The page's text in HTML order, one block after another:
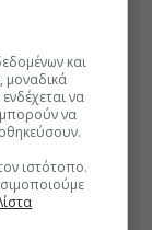
και
μοναδικά
να
να
ιστότοπο.